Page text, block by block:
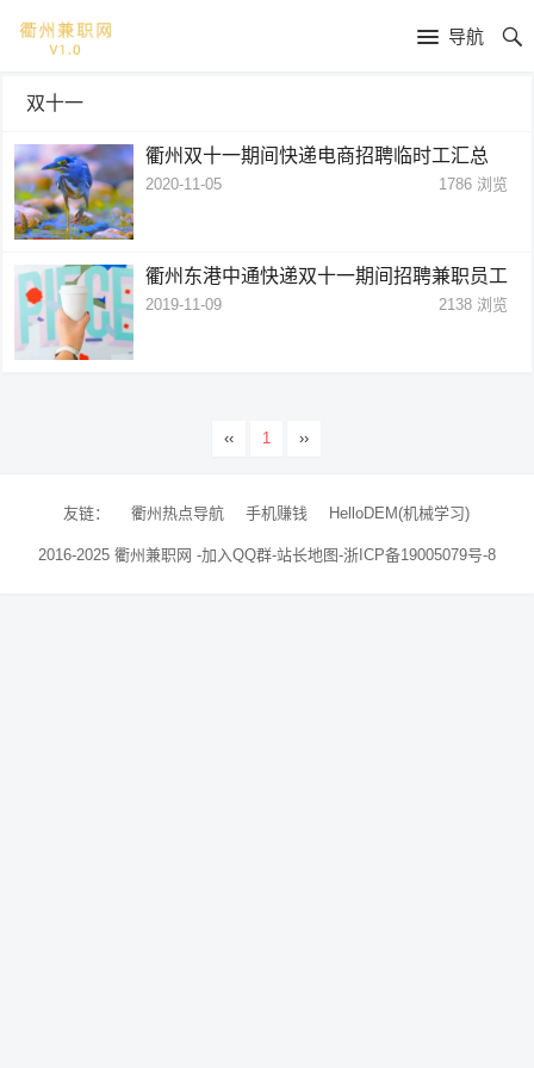
导航
双十一
衢州双十一期间快递电商招聘临时工汇总
2020-11-05 1786浏览
衢州东港中通快递双十一期间招聘兼职员工
2019-11-09 2138浏览
‹‹ 1 ››
友链： 衢州热点导航 手机赚钱 HelloDEM(机械学习)
2016-2025 衢州兼职网 -加入QQ群-站长地图-浙ICP备19005079号-8